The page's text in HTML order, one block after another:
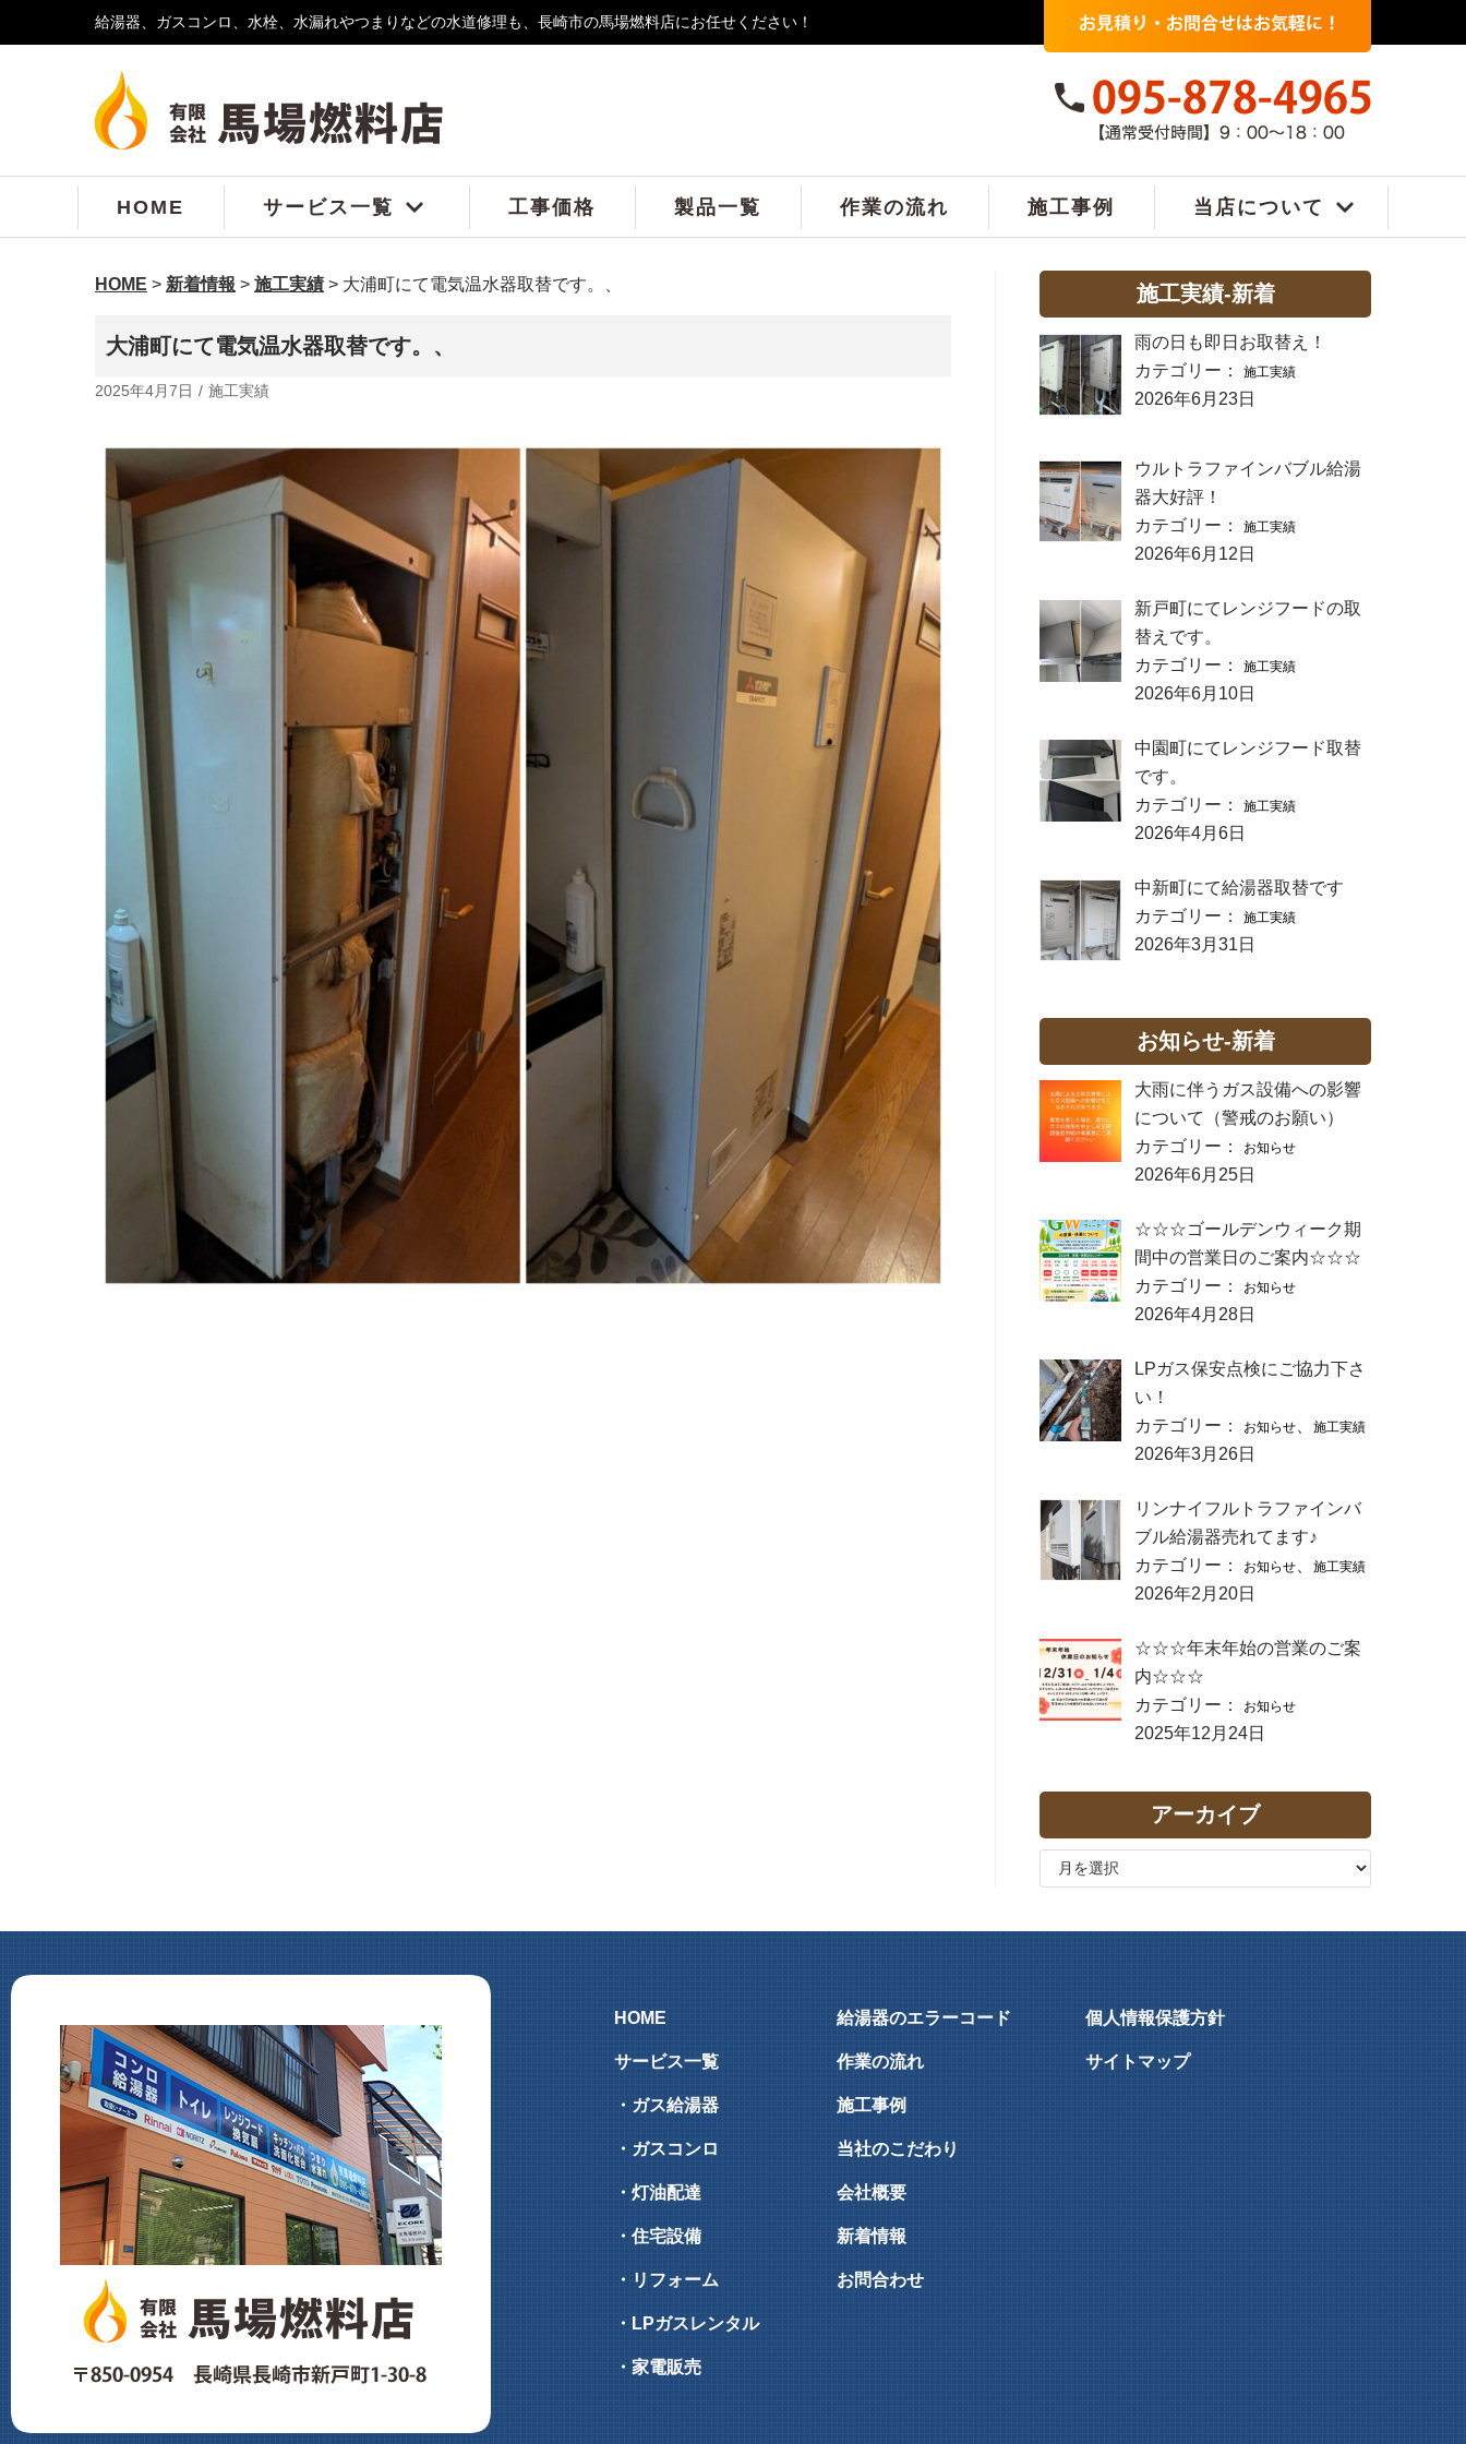
給湯器、ガスコンロ、水栓、水漏れやつまりなどの水道修理も、長崎市の馬場燃料店にお任せください！
HOME サービス一覧 工事価格 製品一覧 作業の流れ 施工事例 当店について
HOME > 新着情報 > 施工実績 > 大浦町にて電気温水器取替です。、
大浦町にて電気温水器取替です。、
2025年4月7日 施工実績
施工実績-新着
雨の日も即日お取替え！
カテゴリー：
施工実績
2026年6月23日
ウルトラファインバブル給湯
器大好評！
カテゴリー：
施工実績
2026年6月12日
新戸町にてレンジフードの取
替えです。
カテゴリー：
施工実績
2026年6月10日
中園町にてレンジフード取替
です。
カテゴリー：
施工実績
2026年4月6日
中新町にて給湯器取替です
カテゴリー：
施工実績
2026年3月31日
お知らせ-新着
大雨に伴うガス設備への影響
について（警戒のお願い）
カテゴリー：
お知らせ
2026年6月25日
☆☆☆ゴールデンウィーク期
間中の営業日のご案内☆☆☆
カテゴリー：
お知らせ
2026年4月28日
LPガス保安点検にご協力下さ
い！
カテゴリー：
お知らせ 施工実績
2026年3月26日
リンナイフルトラファインバ
ブル給湯器売れてます♪
カテゴリー：
お知らせ 施工実績
2026年2月20日
☆☆☆年末年始の営業のご案
内☆☆☆
カテゴリー：
お知らせ
2025年12月24日
アーカイブ
HOME
サービス一覧
・ガス給湯器
・ガスコンロ
・灯油配達
・住宅設備
・リフォーム
・LPガスレンタル
・家電販売
給湯器のエラーコード
作業の流れ
施工事例
当社のこだわり
会社概要
新着情報
お問合わせ
個人情報保護方針
サイトマップ